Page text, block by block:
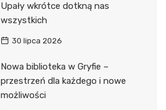
Upały wkrótce dotkną nas
wszystkich
30 lipca 2026
Nowa biblioteka w Gryfie –
przestrzeń dla każdego i nowe
możliwości